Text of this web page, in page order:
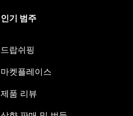
인기 범주
드랍쉬핑
마켓플레이스
제품 리뷰